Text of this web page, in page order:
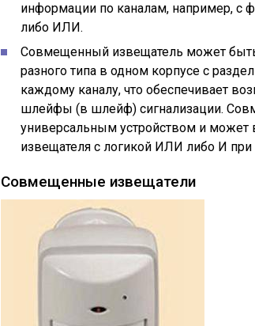
информации по каналам, например, с
либо ИЛИ.
Совмещенный извещатель может
разного типа в одном корпусе с
каждому каналу, что обеспечивает
шлейфы (в шлейф) сигнализации.
универсальным устройством и
извещателя с логикой ИЛИ либо И
Совмещенные извещатели